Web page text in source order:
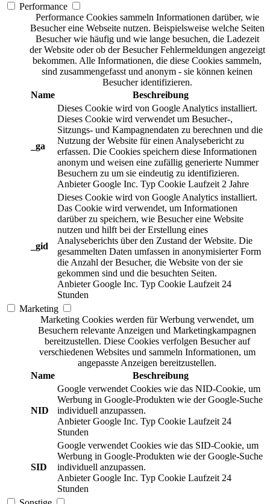
Performance
Performance Cookies sammeln Informationen darüber, wie
Besucher eine Webseite nutzen. Beispielsweise welche Seiten
Besucher wie häufig und wie lange besuchen, die Ladezeit
der Website oder ob der Besucher Fehlermeldungen angezeigt
bekommen. Alle Informationen, die diese Cookies sammeln,
sind zusammengefasst und anonym - sie können keinen
Besucher identifizieren.
Name
Beschreibung
_ga
Dieses Cookie wird von Google Analytics installiert.
Dieses Cookie wird verwendet um Besucher-,
Sitzungs- und Kampagnendaten zu berechnen und die
Nutzung der Website für einen Analysebericht zu
erfassen. Die Cookies speichern diese Informationen
anonym und weisen eine zufällig generierte Nummer
Besuchern zu um sie eindeutig zu identifizieren.
Anbieter Google Inc. Typ Cookie Laufzeit 2 Jahre
_gid
Dieses Cookie wird von Google Analytics installiert.
Das Cookie wird verwendet, um Informationen
darüber zu speichern, wie Besucher eine Website
nutzen und hilft bei der Erstellung eines
Analyseberichts über den Zustand der Website. Die
gesammelten Daten umfassen in anonymisierter Form
die Anzahl der Besucher, die Website von der sie
gekommen sind und die besuchten Seiten.
Anbieter Google Inc. Typ Cookie Laufzeit 24
Stunden
Marketing
Marketing Cookies werden für Werbung verwendet, um
Besuchern relevante Anzeigen und Marketingkampagnen
bereitzustellen. Diese Cookies verfolgen Besucher auf
verschiedenen Websites und sammeln Informationen, um
angepasste Anzeigen bereitzustellen.
Name
Beschreibung
NID
Google verwendet Cookies wie das NID-Cookie, um
Werbung in Google-Produkten wie der Google-Suche
individuell anzupassen.
Anbieter Google Inc. Typ Cookie Laufzeit 24
Stunden
SID
Google verwendet Cookies wie das SID-Cookie, um
Werbung in Google-Produkten wie der Google-Suche
individuell anzupassen.
Anbieter Google Inc. Typ Cookie Laufzeit 24
Stunden